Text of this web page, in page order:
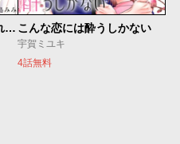
執事に初夜をおあずけされてます。 こんな恋には酔うしかない
宇賀ミユキ
4話無料